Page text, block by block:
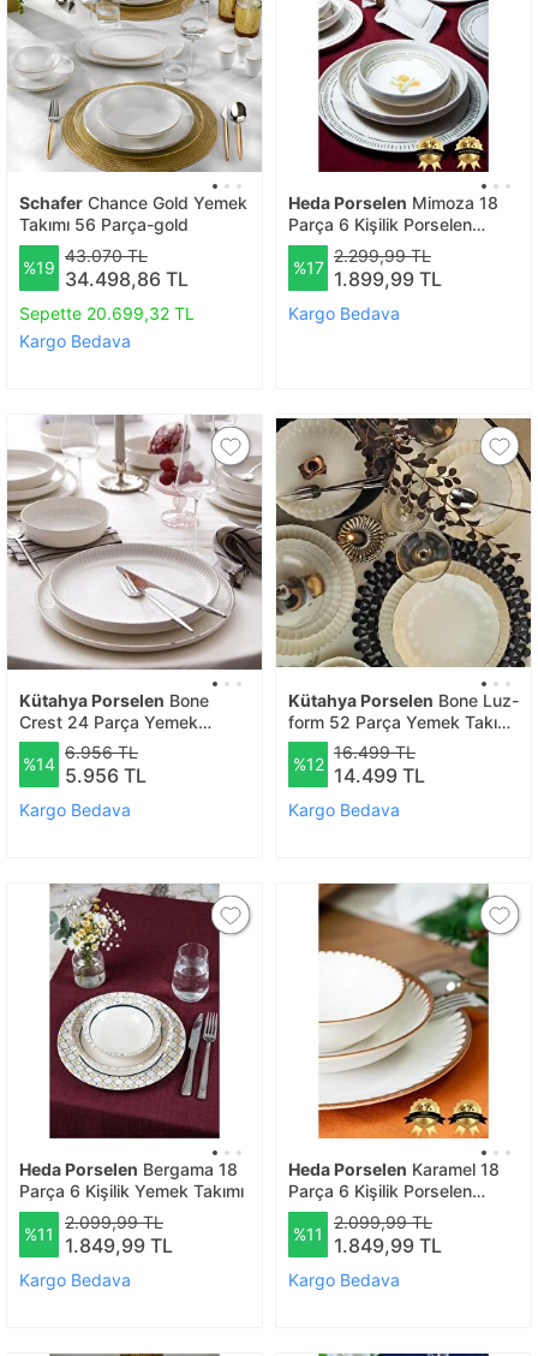
Schafer Chance Gold Yemek
Takımı 56 Parça-gold
%19
43.070 TL
34.498,86 TL
Sepette 20.699,32 TL
Kargo Bedava
Heda Porselen Mimoza 18
Parça 6 Kişilik Porselen
Yemek Takımı
%17
2.299,99 TL
1.899,99 TL
Kargo Bedava
Kütahya Porselen Bone
Crest 24 Parça Yemek
Takımı Platin File
%14
6.956 TL
5.956 TL
Kargo Bedava
Kütahya Porselen Bone Luz-
form 52 Parça Yemek Takımı
Platin File
%12
16.499 TL
14.499 TL
Kargo Bedava
Heda Porselen Bergama 18
Parça 6 Kişilik Yemek Takımı
%11
2.099,99 TL
1.849,99 TL
Kargo Bedava
Heda Porselen Karamel 18
Parça 6 Kişilik Porselen
Yemek Takımı
%11
2.099,99 TL
1.849,99 TL
Kargo Bedava